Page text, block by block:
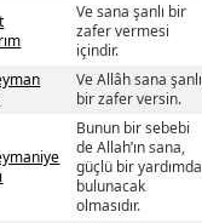
Ve sana şanlı bir
zafer vermesi
içindir.
Ve Allâh sana şanlı
bir zafer versin.
Bunun bir sebebi
de Allah’ın sana,
güçlü bir yardımda
bulunacak
olmasıdır.